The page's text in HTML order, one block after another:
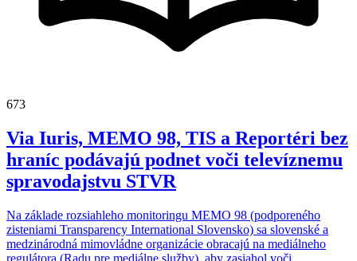
673
Via Iuris, MEMO 98, TIS a Reportéri bez
hraníc podávajú podnet voči televíznemu
spravodajstvu STVR
Na základe rozsiahleho monitoringu MEMO 98 (podporeného
zisteniami Transparency International Slovensko) sa slovenské a
medzinárodná mimovládne organizácie obracajú na mediálneho